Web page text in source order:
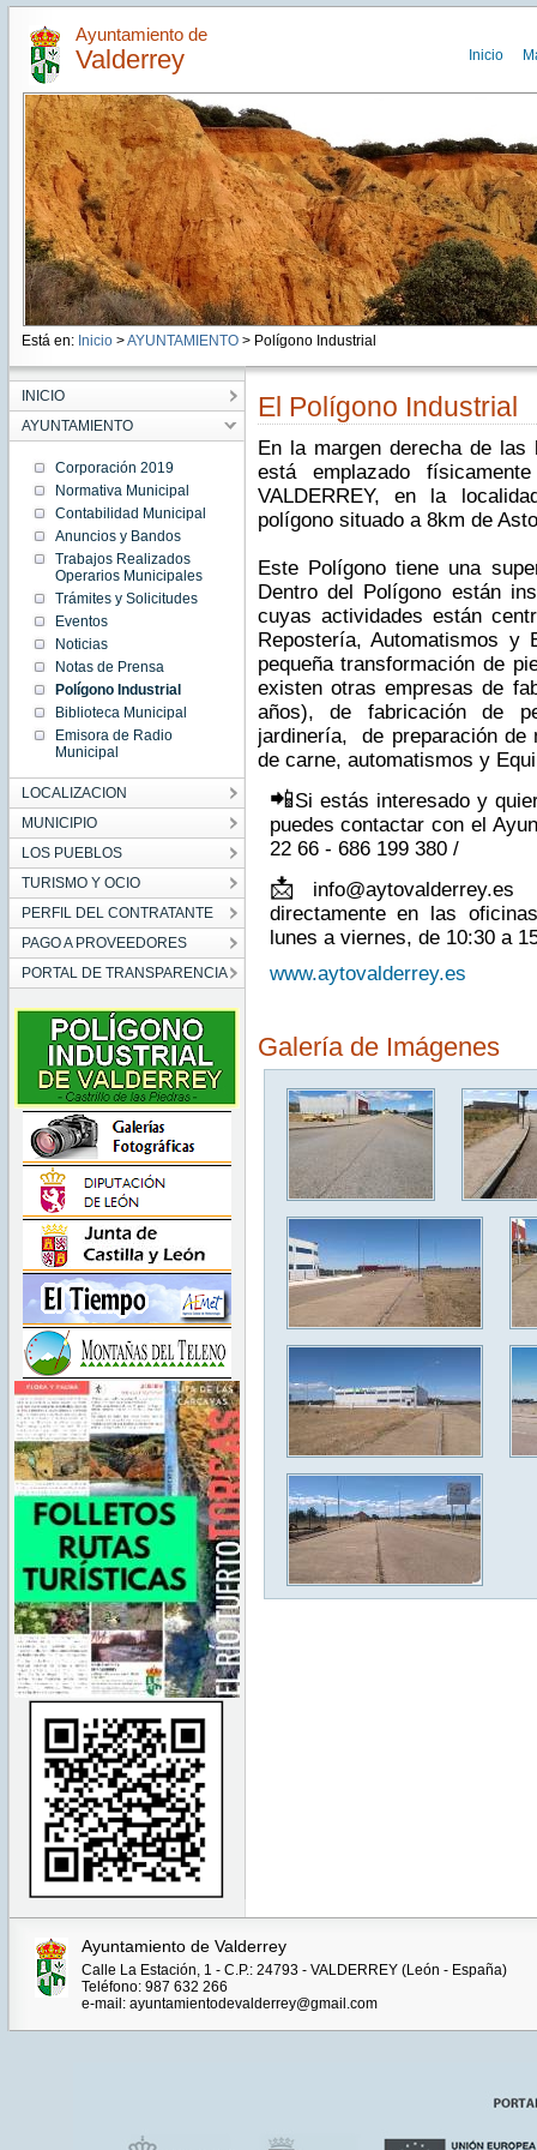
Ayuntamiento de
Valderrey Inicio
Está en: Inicio >AYUNTAMIENTO> Polígono Industrial
INICIO
AYUNTAMIENTO
Corporación 2019
Normativa Municipal
Contabilidad Municipal
Anuncios y Bandos
Trabajos Realizados
Operarios Municipales
Trámites y Solicitudes
Eventos
Noticias
Notas de Prensa
Polígono Industrial
Biblioteca Municipal
Emisora de Radio
Municipal
LOCALIZACION
MUNICIPIO
LOS PUEBLOS
TURISMO Y OCIO
PERFIL DEL CONTRATANTE
PAGO A PROVEEDORES
PORTAL DE TRANSPARENCIA
El Polígono Industrial
En la margen derecha de
está emplazado
VALDERREY, en la
polígono situado a 8km de
Este Polígono tiene una
Dentro del Polígono están
cuyas actividades están
Repostería, Automatismos
pequeña transformación de
existen otras empresas de
años), de fabricación de
jardinería, de preparación de
de carne, automatismos y
📲Si estás interesado y
puedes contactar con el
22 66 - 686 199 380 /
📩
directamente en las
lunes a viernes, de 10:30 a
www.aytovalderrey.es
Galería de Imágenes
Ayuntamiento de Valderrey
Calle La Estación, 1 - C.P.: 24793 - VALDERREY (León - España)
Teléfono: 987 632 266
e-mail: ayuntamientodevalderrey@gmail.com